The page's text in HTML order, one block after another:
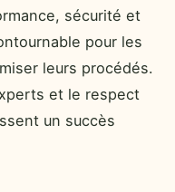
sécurité et
pour les
leurs procédés.
et le respect
un succès